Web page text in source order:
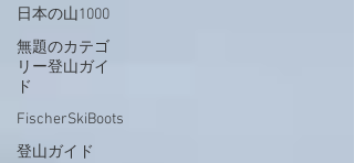
日本の山1000
無題のカテゴ
リー登山ガイ
ド
FischerSkiBoots
登山ガイド